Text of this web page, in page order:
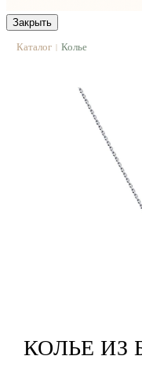
Закрыть
Каталог | Колье
КОЛЬЕ ИЗ